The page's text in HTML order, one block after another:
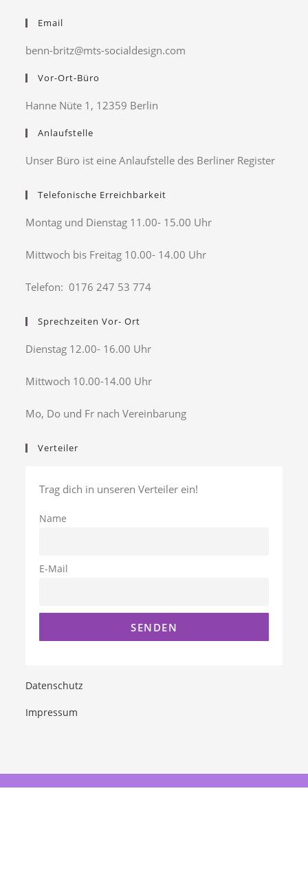
Email
benn-britz@mts-socialdesign.com
Vor-Ort-Büro
Hanne Nüte 1, 12359 Berlin
Anlaufstelle
Unser Büro ist eine Anlaufstelle des Berliner Register
Telefonische Erreichbarkeit
Montag und Dienstag 11.00- 15.00 Uhr
Mittwoch bis Freitag 10.00- 14.00 Uhr
Telefon: 0176 247 53 774
Sprechzeiten Vor- Ort
Dienstag 12.00- 16.00 Uhr
Mittwoch 10.00-14.00 Uhr
Mo, Do und Fr nach Vereinbarung
Verteiler
Trag dich in unseren Verteiler ein!
Name
E-Mail
Datenschutz
Impressum